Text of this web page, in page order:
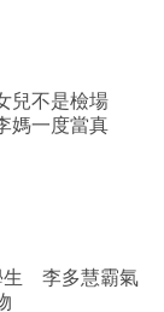
兒不是檢場
媽一度當真
生 李多慧霸氣